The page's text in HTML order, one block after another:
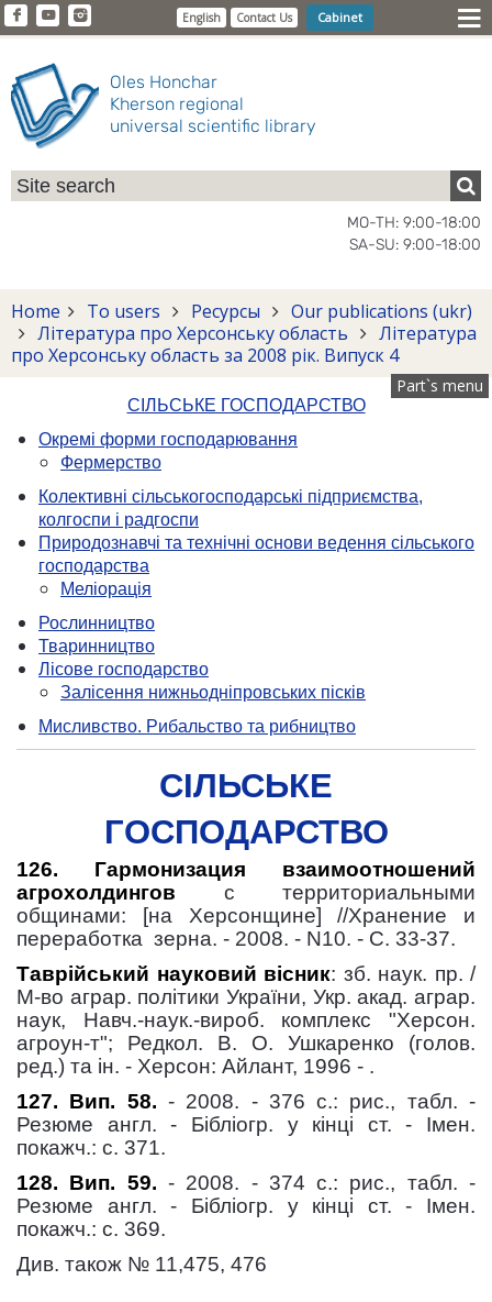
English Contact Us Cabinet
Oles Honchar
Kherson regional
universal scientific library
MO-TH: 9:00-18:00
SA-SU: 9:00-18:00
Home To users Ресурсы
Our publications (ukr)
Література про Херсонську область
Література
про Херсонську область за 2008 рік. Випуск 4
Part`s menu
СІЛЬСЬКЕ ГОСПОДАРСТВО
Окремі форми господарювання
Фермерство
Колективні сільськогосподарські підприємства,
колгоспи і радгоспи
Природознавчі та технічні основи ведення сільського
господарства
Меліорація
Рослинництво
Тваринництво
Лісове господарство
Залісення нижньодніпровських пісків
Мисливство. Рибальство та рибництво
СІЛЬСЬКЕ
ГОСПОДАРСТВО
126. Гармонизация взаимоотношений
агрохолдингов с территориальными
общинами: [на Херсонщине] //Хранение и
переработка зерна. - 2008. - N10. - С. 33-37.
Таврійський науковий вісник: зб. наук. пр. /
М-во аграр. політики України, Укр. акад. аграр.
наук, Навч.-наук.-вироб. комплекс "Херсон.
агроун-т"; Редкол. В. О. Ушкаренко (голов.
ред.) та ін. - Херсон: Айлант, 1996 - .
127. Вип. 58. - 2008. - 376 с.: рис., табл. -
Резюме англ. - Бібліогр. у кінці ст. - Імен.
покажч.: с. 371.
128. Вип. 59. - 2008. - 374 с.: рис., табл. -
Резюме англ. - Бібліогр. у кінці ст. - Імен.
покажч.: с. 369.
Див. також № 11,475, 476